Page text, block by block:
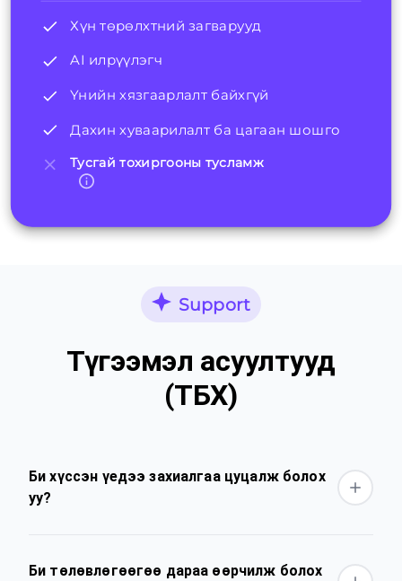
Хүн төрөлхтний загварууд
AI илрүүлэгч
Үнийн хязгаарлалт байхгүй
Дахин хуваарилалт ба цагаан шошго
Тусгай тохиргооны тусламж
Support
Түгээмэл асуултууд
(ТБХ)
Би хүссэн үедээ захиалгаа цуцалж болох
уу?
Би төлөвлөгөөгөө дараа өөрчилж болох